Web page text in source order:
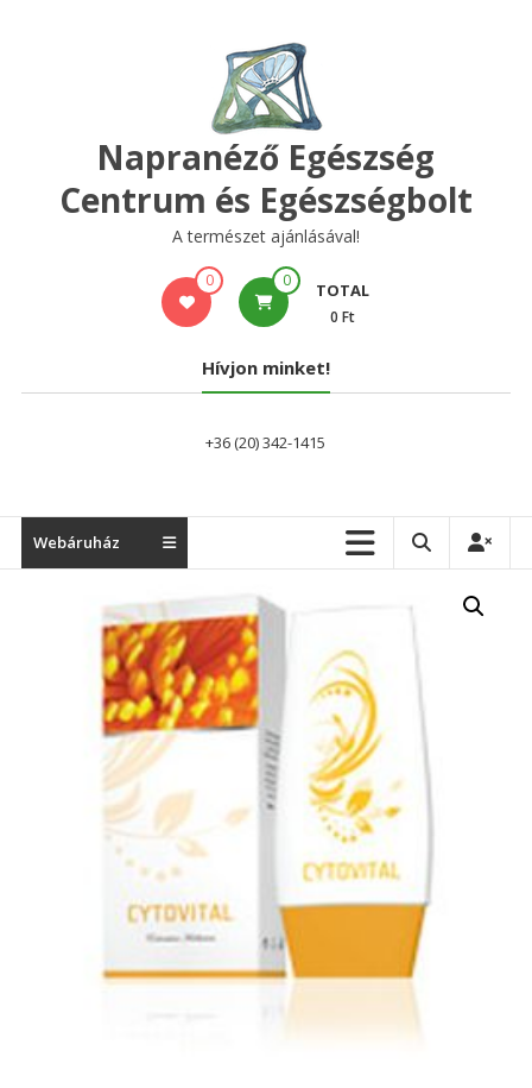
Napranéző Egészség
Centrum és Egészségbolt
A természet ajánlásával!
0 0 TOTAL
0 Ft
Hívjon minket!
+36 (20) 342-1415
Webáruház